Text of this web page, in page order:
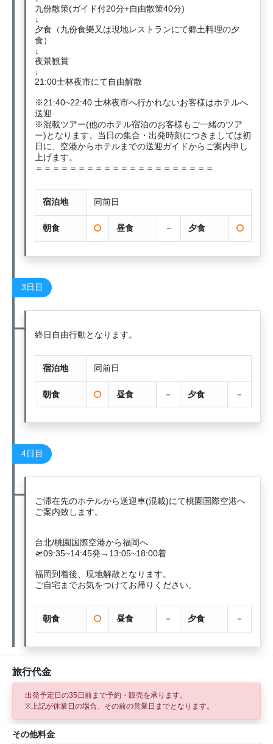
九份散策(ガイド付20分+自由散策40分)
↓
夕食（九份食樂又は現地レストランにて郷土料理の夕
食）
↓
夜景観賞
↓
21:00士林夜市にて自由解散
※21:40~22:40 士林夜市へ行かれないお客様はホテルへ
送迎
※混載ツアー(他のホテル宿泊のお客様もご一緒のツア
ー)となります。当日の集合・出発時刻につきましては初
日に、空港からホテルまでの送迎ガイドからご案内申し
上げます。
＝＝＝＝＝＝＝＝＝＝＝＝＝＝＝＝＝＝＝＝＝
宿泊地 同前日
朝食 昼食 － 夕食
3日目
終日自由行動となります。
宿泊地 同前日
朝食 昼食 － 夕食 －
4日目
ご滞在先のホテルから送迎車(混載)にて桃園国際空港へ
ご案内致します。
台北/桃園国際空港から福岡へ
🛫09:35~14:45発→13:05~18:00着
福岡到着後、現地解散となります。
ご自宅までお気をつけてお帰りください。
朝食 昼食 － 夕食 －
旅行代金
出発予定日の35日前まで予約・販売を承ります。
※上記が休業日の場合、その前の営業日までとなります。
その他料金